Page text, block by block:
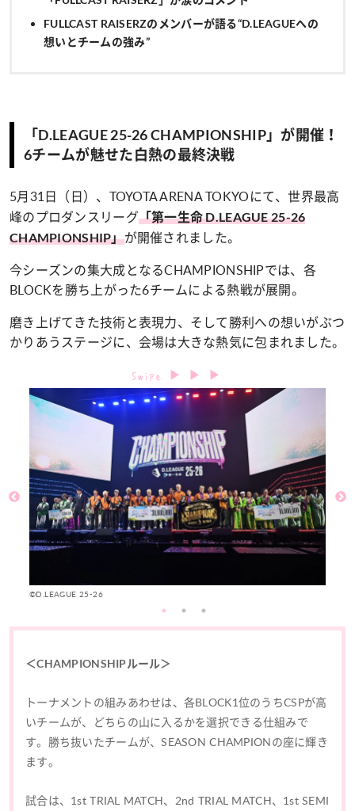
FULLCAST RAISERZのメンバーが語る“D.LEAGUEへの
想いとチームの強み”
「D.LEAGUE 25-26 CHAMPIONSHIP」が開催！
6チームが魅せた白熱の最終決戦
5月31日（日）、TOYOTA ARENA TOKYOにて、世界最高
峰のプロダンスリーグ「第一生命 D.LEAGUE 25-26
CHAMPIONSHIP」が開催されました。
今シーズンの集大成となるCHAMPIONSHIPでは、各
BLOCKを勝ち上がった6チームによる熱戦が展開。
磨き上げてきた技術と表現力、そして勝利への想いがぶつ
かりあうステージに、会場は大きな熱気に包まれました。
©D.LEAGUE 25-26
＜CHAMPIONSHIPルール＞
トーナメントの組みあわせは、各BLOCK1位のうちCSPが高
いチームが、どちらの山に入るかを選択できる仕組みで
す。勝ち抜いたチームが、SEASON CHAMPIONの座に輝き
ます。
試合は、1st TRIAL MATCH、2nd TRIAL MATCH、1st SEMI